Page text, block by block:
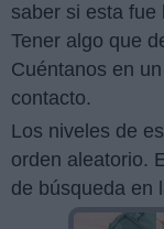
saber si esta fue
Tener algo que
Cuéntanos en
contacto.
Los niveles de
orden aleatorio.
de búsqueda en